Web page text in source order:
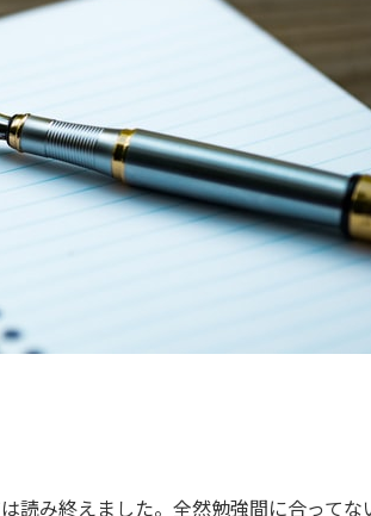
読み終えました。全然勉強間に合ってな